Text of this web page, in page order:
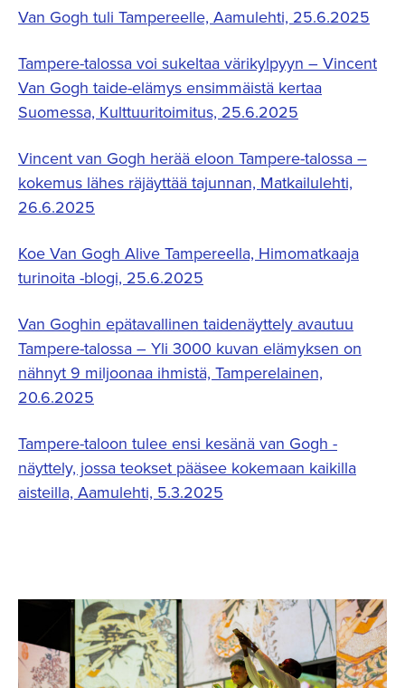
Van Gogh tuli Tampereelle, Aamulehti, 25.6.2025
Tampere-talossa voi sukeltaa värikylpyyn – Vincent
Van Gogh taide-elämys ensimmäistä kertaa
Suomessa, Kulttuuritoimitus, 25.6.2025
Vincent van Gogh herää eloon Tampere-talossa –
kokemus lähes räjäyttää tajunnan, Matkailulehti,
26.6.2025
Koe Van Gogh Alive Tampereella, Himomatkaaja
turinoita -blogi, 25.6.2025
Van Goghin epätavallinen taidenäyttely avautuu
Tampere-​talossa – Yli 3000 kuvan elämyksen on
nähnyt 9 miljoonaa ihmistä, Tamperelainen,
20.6.2025
Tampere-taloon tulee ensi kesänä van Gogh -
näyttely, jossa teokset pääsee kokemaan kaikilla
aisteilla, Aamulehti, 5.3.2025